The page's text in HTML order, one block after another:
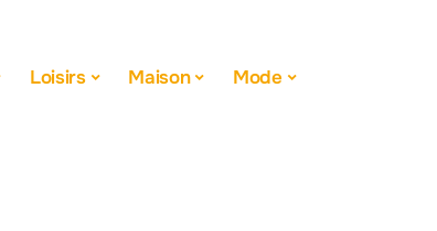
Loisirs Maison Mode